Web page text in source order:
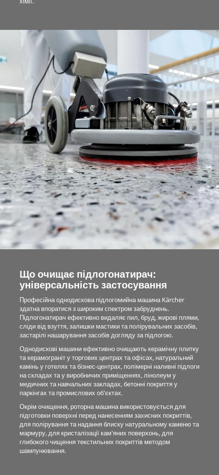
Що очищає підлогонатирач:
універсальність застосування
Професійна однодискова підлогомийна машина Kärcher
здатна впоратися з широким спектром забруднень.
Підлогонатирач ефективно видаляє пил, бруд, жирові плями,
сліди від взуття, залишки мастики та полірувальних засобів,
застарілі нашарування засобів догляду за підлогою.
Однодискові машини ефективно очищають керамічну плитку
та керамограніт у торгових центрах та офісах, натуральний
камінь у готелях та бізнес-центрах, полімерні наливні підлоги
на складах та у виробничих приміщеннях, лінолеум у
медичних та навчальних закладах, бетонні покриття у
паркінгах та промислових об'єктах.
Окрім очищення, роторна машина використовується для
підготовки поверхні перед нанесенням захисних покриттів,
для полірування та надання блиску натуральному каменю та
мармуру, для кристалізації кам'яних поверхонь, для
глибокого чищення текстильних покриттів методом
шампунювання.